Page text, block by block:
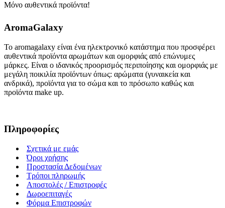
Μόνο αυθεντικά προϊόντα!
AromaGalaxy
Το aromagalaxy είναι ένα ηλεκτρονικό κατάστημα που προσφέρει
αυθεντικά προϊόντα αρωμάτων και ομορφιάς από επώνυμες
μάρκες. Είναι ο ιδανικός προορισμός περιποίησης και ομορφιάς με
μεγάλη ποικιλία προϊόντων όπως: αρώματα (γυναικεία και
ανδρικά), προϊόντα για το σώμα και το πρόσωπο καθώς και
προϊόντα make up.
Πληροφορίες
Σχετικά με εμάς
Όροι χρήσης
Προστασία Δεδομένων
Τρόποι πληρωμής
Αποστολές / Επιστροφές
Δωροεπιταγές
Φόρμα Επιστροφών